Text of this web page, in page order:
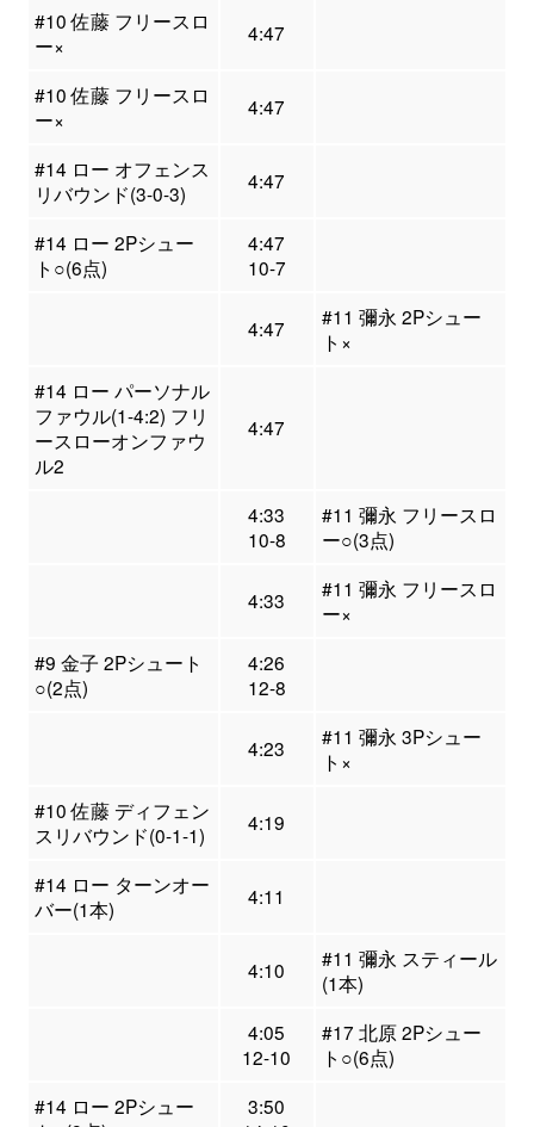
#10 佐藤 フリースロ
ー×
4:47
#10 佐藤 フリースロ
ー×
4:47
#14 ロー オフェンス
リバウンド(3-0-3)
4:47
#14 ロー 2Pシュー
ト○(6点)
4:47
10-7
4:47
#11 彌永 2Pシュー
ト×
#14 ロー パーソナル
ファウル(1-4:2) フリ
ースローオンファウ
ル2
4:47
4:33
10-8
#11 彌永 フリースロ
ー○(3点)
4:33
#11 彌永 フリースロ
ー×
#9 金子 2Pシュート
○(2点)
4:26
12-8
4:23
#11 彌永 3Pシュー
ト×
#10 佐藤 ディフェン
スリバウンド(0-1-1)
4:19
#14 ロー ターンオー
バー(1本)
4:11
4:10
#11 彌永 スティール
(1本)
4:05
12-10
#17 北原 2Pシュー
ト○(6点)
#14 ロー 2Pシュー
3:50